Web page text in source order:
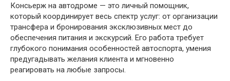
Консьерж на автодроме — это личный помощник,
который координирует весь спектр услуг: от организации
трансфера и бронирования эксклюзивных мест до
обеспечения питания и экскурсий. Его работа требует
глубокого понимания особенностей автоспорта, умения
предугадывать желания клиента и мгновенно
реагировать на любые запросы.